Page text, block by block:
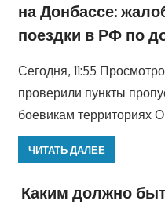
на Донбассе:
поездки в РФ по
Сегодня, 11:55
проверили пункты
боевикам территориях
ЧИТАТЬ ДАЛЕЕ
Каким должно